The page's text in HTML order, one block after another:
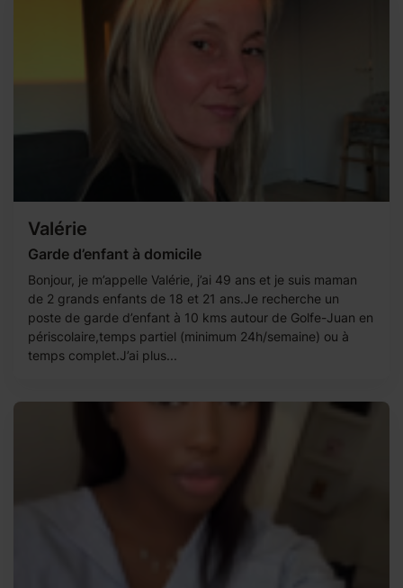
Valérie
Garde d’enfant à domicile
Bonjour, je m’appelle Valérie, j’ai 49 ans et je suis maman
de 2 grands enfants de 18 et 21 ans.Je recherche un
poste de garde d’enfant à 10 kms autour de Golfe-Juan en
périscolaire,temps partiel (minimum 24h/semaine) ou à
temps complet.J’ai plus...